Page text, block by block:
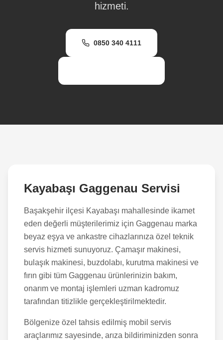
hizmeti.
0850 340 4111
Kayabaşı Gaggenau Servisi
Başakşehir ilçesi Kayabaşı mahallesinde ikamet
eden değerli müşterilerimiz için Gaggenau marka
beyaz eşya ve ankastre cihazlarınıza özel teknik
servis hizmeti sunuyoruz. Çamaşır makinesi,
bulaşık makinesi, buzdolabı, kurutma makinesi ve
fırın gibi tüm Gaggenau ürünlerinizin bakım,
onarım ve montaj işlemleri uzman kadromuz
tarafından titizlikle gerçekleştirilmektedir.
Bölgenize özel tahsis edilmiş mobil servis
araçlarımız sayesinde, arıza bildiriminizden sonra